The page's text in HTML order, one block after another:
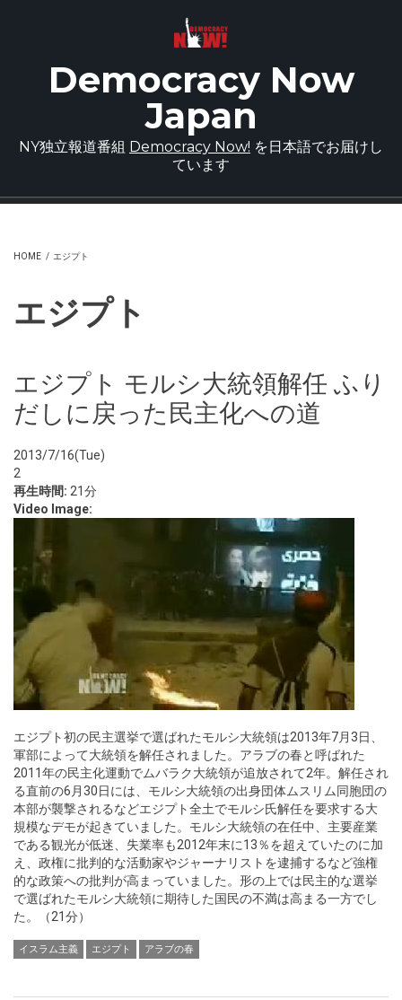
Democracy Now
Japan
NY独立報道番組 Democracy Now! を日本語でお届けし
ています
HOME / エジプト
エジプト
エジプト モルシ大統領解任 ふり
だしに戻った民主化への道
2013/7/16(Tue)
2
再生時間: 21分
Video Image:
エジプト初の民主選挙で選ばれたモルシ大統領は2013年7月3日、
軍部によって大統領を解任されました。アラブの春と呼ばれた
2011年の民主化運動でムバラク大統領が追放されて2年。解任され
る直前の6月30日には、モルシ大統領の出身団体ムスリム同胞団の
本部が襲撃されるなどエジプト全土でモルシ氏解任を要求する大
規模なデモが起きていました。モルシ大統領の在任中、主要産業
である観光が低迷、失業率も2012年末に13％を超えていたのに加
え、政権に批判的な活動家やジャーナリストを逮捕するなど強権
的な政策への批判が高まっていました。形の上では民主的な選挙
で選ばれたモルシ大統領に期待した国民の不満は高まる一方でし
た。（21分）
イスラム主義 エジプト アラブの春